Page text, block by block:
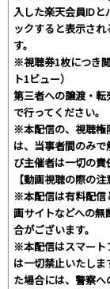
入した楽天会員IDと
ックすると表示さ
す。
※視聴券1枚につき
ト1ビュー）
第三者への譲渡・
で行ってください。
※本配信の、視聴権
は、当事者間のみ
び主催者は一切の責
【動画視聴の際の注
※本配信は有料配信
画サイトなどへの
合がございます。
※本配信はスマート
は一切禁止いたし
た場合には、警察へ